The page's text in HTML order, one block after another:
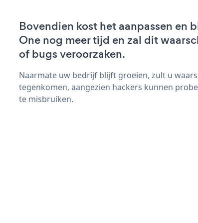
Bovendien kost het aanpassen en
One nog meer tijd en zal dit
of bugs veroorzaken.
Naarmate uw bedrijf blijft groeien, zult u
tegenkomen, aangezien hackers kunnen
te misbruiken.